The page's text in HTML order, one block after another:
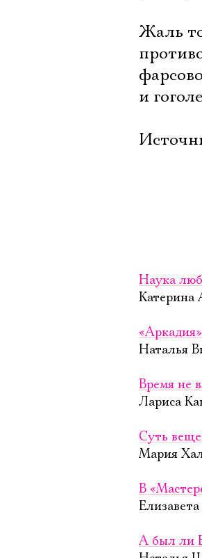
Жаль
и
Наука
Катерина
Наталья
Время не
Лариса
Суть
Мария
В
А был ли